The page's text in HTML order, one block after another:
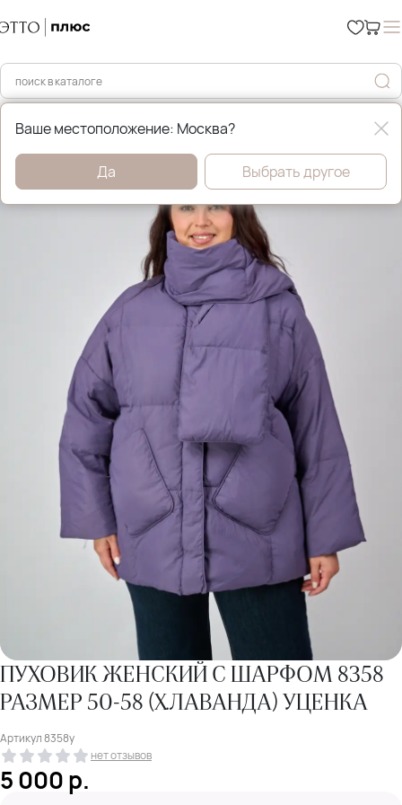
Главная Уценка %
ПУХОВИК ЖЕНСКИЙ С ШАРФОМ 8358
РАЗМЕР 50-58 (Х.ЛАВАНДА) УЦЕНКА
Артикул8358у
нет отзывов
5 000р.
Ваше местоположение: Москва?
Да Выбрать другое